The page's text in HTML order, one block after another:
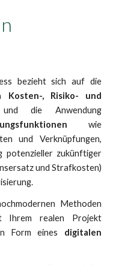
bezieht sich auf die
Kosten-, Risiko- und
und die Anwendung
wie
und Verknüpfungen,
potenzieller zukünftiger
und Strafkosten)
Methoden
Ihrem realen Projekt
Form eines digitalen